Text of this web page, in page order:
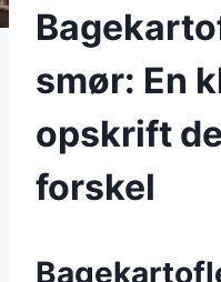
smør: En
opskrift
forskel